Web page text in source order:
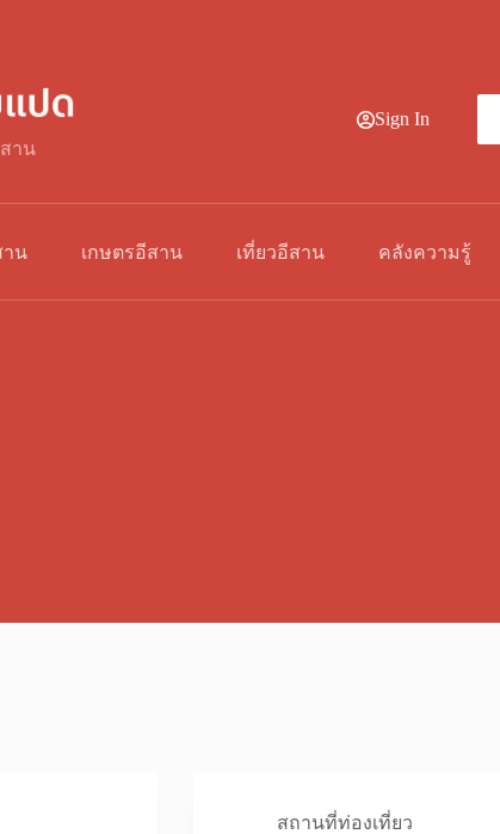
าน
Sign In
าน เกษตรอีสาน เที่ยวอีสาน คลังความรู้
สถานที่ท่องเที่ยว